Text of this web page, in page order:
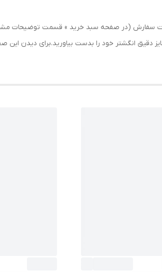
ثبت سفارش (در صفحه سبد خرید » قسمت توضیحات
دقیق انگشتر خود را بدست بیاورید.برای دیدن این